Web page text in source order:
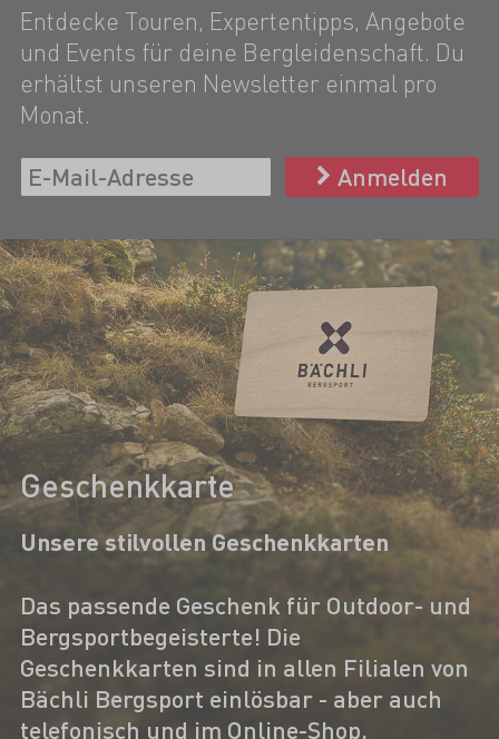
Entdecke Touren, Expertentipps, Angebote
und Events für deine Bergleidenschaft. Du
erhältst unseren Newsletter einmal pro
Monat.
Anmelden
Geschenkkarte
Unsere stilvollen Geschenkkarten
Das passende Geschenk für Outdoor- und
Bergsportbegeisterte! Die
Geschenkkarten sind in allen Filialen von
Bächli Bergsport einlösbar - aber auch
telefonisch und im Online-Shop.